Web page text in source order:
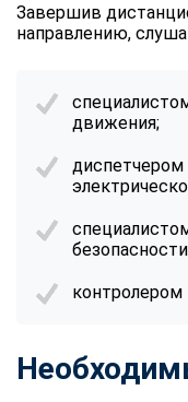
Завершив
направлению,
движения;
диспетчером
контролером